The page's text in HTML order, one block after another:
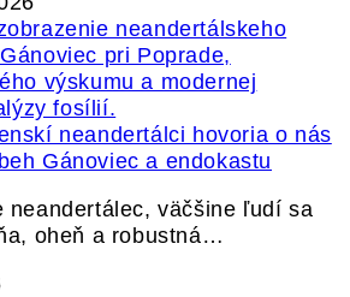
neandertálci hovoria o nás
Gánoviec a endokastu
neandertálec, väčšine ľudí sa
oheň a robustná…